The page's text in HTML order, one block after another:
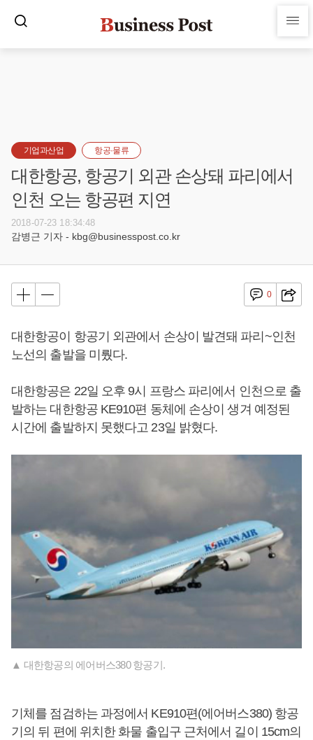
기업과산업 항공·물류
대한항공, 항공기 외관 손상돼 파리에서
인천 오는 항공편 지연
2018-07-23 18:34:48
감병근 기자 - kbg@businesspost.co.kr
0
대한항공이 항공기 외관에서 손상이 발견돼 파리~인천
노선의 출발을 미뤘다.
대한항공은 22일 오후 9시 프랑스 파리에서 인천으로 출
발하는 대한항공 KE910편 동체에 손상이 생겨 예정된
시간에 출발하지 못했다고 23일 밝혔다.
▲ 대한항공의 에어버스380 항공기.
기체를 점검하는 과정에서 KE910편(에어버스380) 항공
기의 뒤 편에 위치한 화물 출입구 근처에서 길이 15cm의